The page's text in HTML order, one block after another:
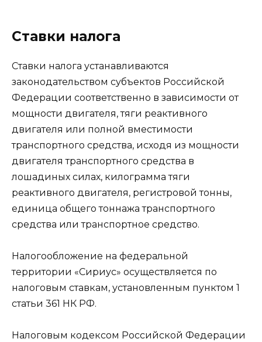
Ставки налога
Ставки налога устанавливаются
законодательством субъектов Российской
Федерации соответственно в зависимости от
мощности двигателя, тяги реактивного
двигателя или полной вместимости
транспортного средства, исходя из мощности
двигателя транспортного средства в
лошадиных силах, килограмма тяги
реактивного двигателя, регистровой тонны,
единица общего тоннажа транспортного
средства или транспортное средство.
Налогообложение на федеральной
территории «Сириус» осуществляется по
налоговым ставкам, установленным пунктом 1
статьи 361 НК РФ.
Налоговым кодексом Российской Федерации